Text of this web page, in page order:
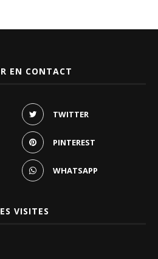
EN CONTACT
TWITTER
PINTEREST
WHATSAPP
VISITES